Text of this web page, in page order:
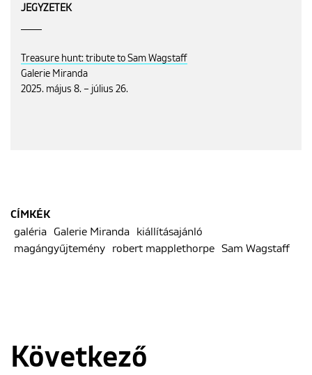
JEGYZETEK
Treasure hunt: tribute to Sam Wagstaff
Galerie Miranda
2025. május 8. – július 26.
CÍMKÉK
galéria
Galerie Miranda
kiállításajánló
magángyűjtemény
robert mapplethorpe Sam Wagstaff
Következő